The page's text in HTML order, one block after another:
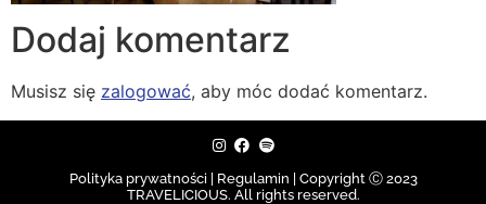
Dodaj komentarz
Musisz się zalogować, aby móc dodać komentarz.
Polityka prywatności | Regulamin | Copyright Ⓒ 2023
TRAVELICIOUS. All rights reserved.